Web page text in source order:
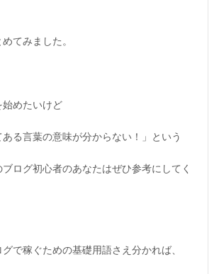
てみました。
めたいけど
ある言葉の意味が分からない！」という
ログ初心者のあなたはぜひ参考にしてく
で稼ぐための基礎用語さえ分かれば、